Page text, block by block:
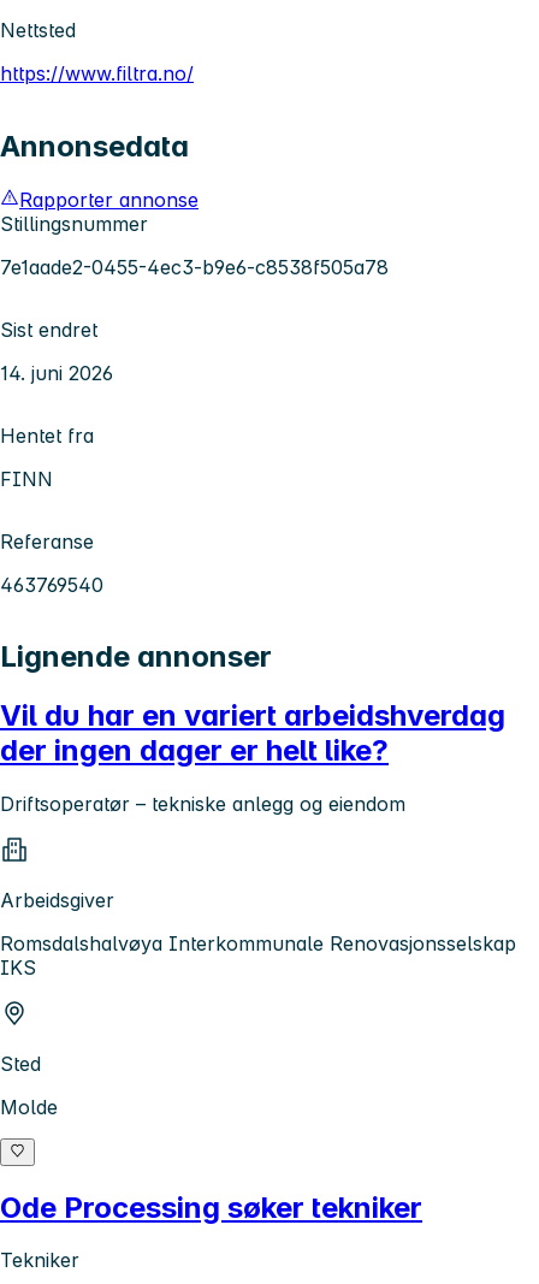
Nettsted
https://www.filtra.no/
Annonsedata
Rapporter annonse
Stillingsnummer
7e1aade2-0455-4ec3-b9e6-c8538f505a78
Sist endret
14. juni 2026
Hentet fra
FINN
Referanse
463769540
Lignende annonser
Vil du har en variert arbeidshverdag
der ingen dager er helt like?
Driftsoperatør – tekniske anlegg og eiendom
Arbeidsgiver
Romsdalshalvøya Interkommunale Renovasjonsselskap
IKS
Sted
Molde
Ode Processing søker tekniker
Tekniker